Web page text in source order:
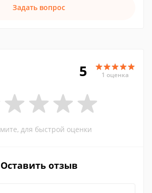
Задать вопрос
5 1 оценка
для быстрой оценки
Оставить отзыв